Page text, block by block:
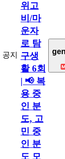
공지
위고
비/마
운자
로 탐
구생
활 6회
| 📢 복
용 중
인 분
도, 고
민 중
인 분
도 모